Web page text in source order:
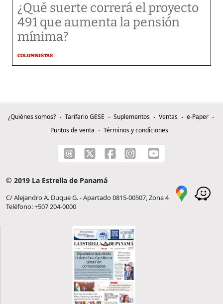
¿Qué suerte correrá el proyecto
491 que aumenta la pensión
mínima?
COLUMNISTAS
¿Quiénes somos? Tarifario GESE Suplementos Ventas
e-Paper
Puntos de venta
Términos y condiciones
© 2019 La Estrella de Panamá
C/ Alejandro A. Duque G. - Apartado 0815-00507, Zona 4
Teléfono: +507 204-0000